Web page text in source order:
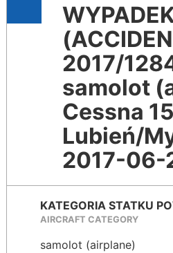
2017/
samolot
Cessna
Lubień/
2017-06-
KATEGORIA STATKU
AIRCRAFT CATEGORY
samolot (airplane)